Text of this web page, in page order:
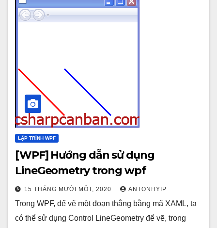
LẬP TRÌNH WPF
[WPF] Hướng dẫn sử dụng
LineGeometry trong wpf
15 THÁNG MƯỜI MỘT, 2020 ANTONHYIP
Trong WPF, để vẽ một đoạn thẳng bằng mã XAML, ta
có thể sử dụng Control LineGeometry để vẽ, trong